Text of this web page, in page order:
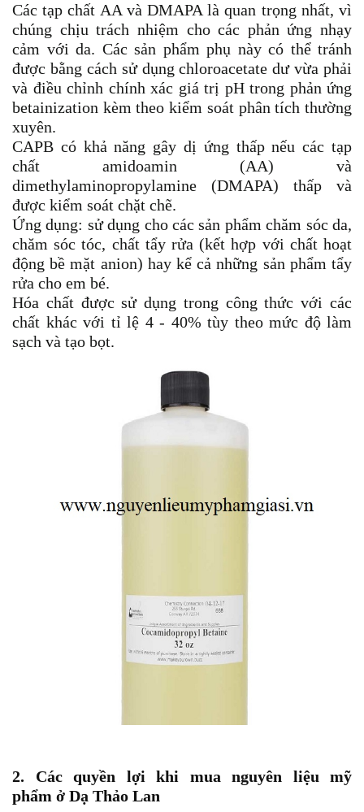
Các tạp chất AA và DMAPA là quan trọng nhất, vì
chúng chịu trách nhiệm cho các phản ứng nhạy
cảm với da. Các sản phẩm phụ này có thể tránh
được bằng cách sử dụng chloroacetate dư vừa phải
và điều chỉnh chính xác giá trị pH trong phản ứng
betainization kèm theo kiểm soát phân tích thường
xuyên.
CAPB có khả năng gây dị ứng thấp nếu các tạp
chất amidoamin (AA) và
dimethylaminopropylamine (DMAPA) thấp và
được kiểm soát chặt chẽ.
Ứng dụng: sử dụng cho các sản phẩm chăm sóc da,
chăm sóc tóc, chất tẩy rửa (kết hợp với chất hoạt
động bề mặt anion) hay kể cả những sản phẩm tẩy
rửa cho em bé.
Hóa chất được sử dụng trong công thức với các
chất khác với tỉ lệ 4 - 40% tùy theo mức độ làm
sạch và tạo bọt.
2. Các quyền lợi khi mua nguyên liệu mỹ
phẩm ở Dạ Thảo Lan